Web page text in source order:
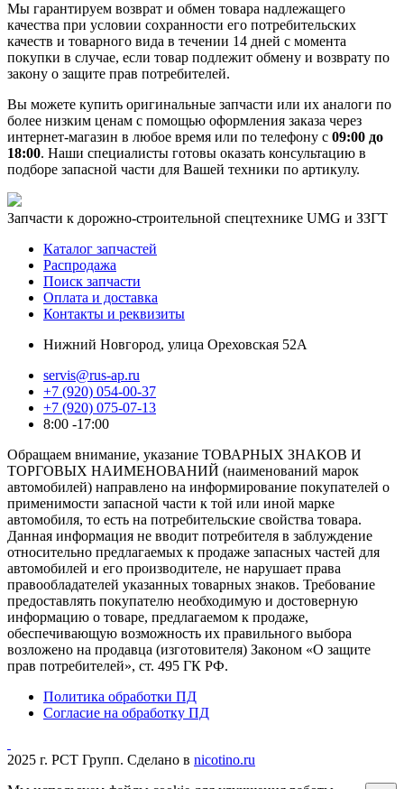
Мы гарантируем возврат и обмен товара надлежащего
качества при условии сохранности его потребительских
качеств и товарного вида в течении 14 дней с момента
покупки в случае, если товар подлежит обмену и возврату по
закону о защите прав потребителей.
Вы можете купить оригинальные запчасти или их аналоги по
более низким ценам с помощью оформления заказа через
интернет-магазин в любое время или по телефону с 09:00 до
18:00. Наши специалисты готовы оказать консультацию в
подборе запасной части для Вашей техники по артикулу.
Запчасти к дорожно-строительной спецтехнике UMG и ЗЗГТ
Каталог запчастей
Распродажа
Поиск запчасти
Оплата и доставка
Контакты и реквизиты
Нижний Новгород, улица Ореховская 52А
servis@rus-ap.ru
+7 (920) 054-00-37
+7 (920) 075-07-13
8:00 -17:00
Обращаем внимание, указание ТОВАРНЫХ ЗНАКОВ И
ТОРГОВЫХ НАИМЕНОВАНИЙ (наименований марок
автомобилей) направлено на информирование покупателей о
применимости запасной части к той или иной марке
автомобиля, то есть на потребительские свойства товара.
Данная информация не вводит потребителя в заблуждение
относительно предлагаемых к продаже запасных частей для
автомобилей и его производителе, не нарушает права
правообладателей указанных товарных знаков. Требование
предоставлять покупателю необходимую и достоверную
информацию о товаре, предлагаемом к продаже,
обеспечивающую возможность их правильного выбора
возложено на продавца (изготовителя) Законом «О защите
прав потребителей», ст. 495 ГК РФ.
Политика обработки ПД
Согласие на обработку ПД
2025 г. РСТ Групп. Сделано в nicotino.ru